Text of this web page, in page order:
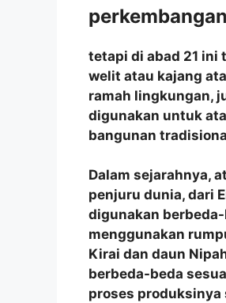
tetapi di abad 21 ini
welit atau kajang
ramah lingkungan,
digunakan untuk
bangunan
Dalam sejarahnya,
penjuru dunia, dari
digunakan
menggunakan
Kirai dan daun
berbeda-beda
proses